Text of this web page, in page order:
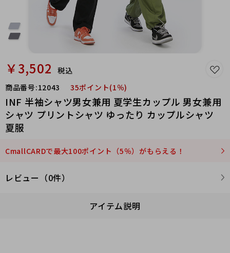
￥3,502
税込
商品番号:12043 35ポイント(1％)
INF 半袖シャツ男女兼用 夏学生カップル 男女兼用
シャツ プリントシャツ ゆったり カップルシャツ
夏服
CmallCARDで最大100ポイント（5％）がもらえる！
レビュー（0件）
アイテム説明